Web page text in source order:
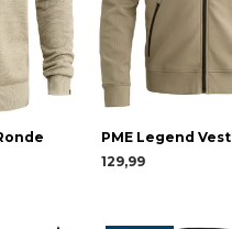
PME Legend Vest
129,99